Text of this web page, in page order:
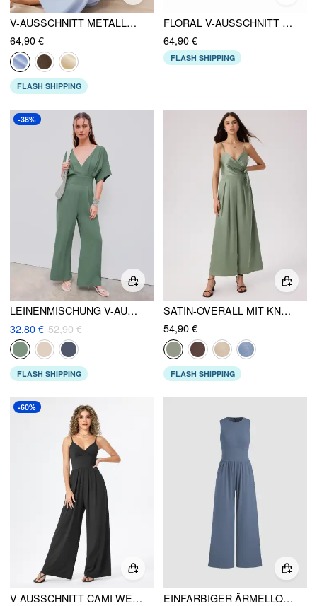
V-AUSSCHNITT METALLKNOPF TASCHE WEITES BEIN OVERALL
64,90 €
FLASH SHIPPING
FLORAL V-AUSSCHNITT SCHLEIFE MID RISE WIDE LEG JUMPSUIT
64,90 €
FLASH SHIPPING
-38%
LEINENMISCHUNG V-AUSSCHNITT SOLID KORSETT MITTELÄRMEL TASCHEN OVERALLS
32,80 € 52,90 €
FLASH SHIPPING
SATIN-OVERALL MIT KNOTEN, PLISSEE UND WEITEM BEIN
54,90 €
FLASH SHIPPING
-60%
V-AUSSCHNITT CAMI WEITES BEIN OVERALL
EINFARBIGER ÄRMELLOSER WEITBEIN-OVERALL